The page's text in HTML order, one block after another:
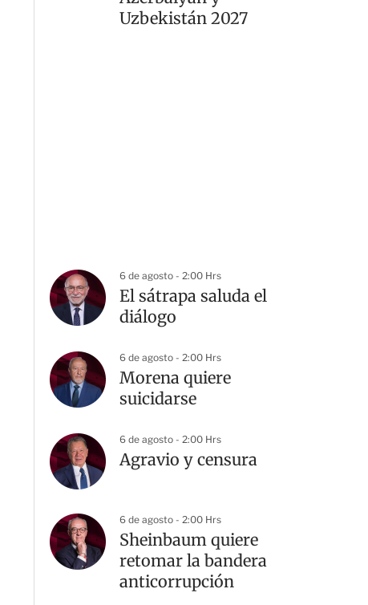
Uzbekistán 2027
6 de agosto - 2:00 Hrs
El sátrapa saluda el
diálogo
6 de agosto - 2:00 Hrs
Morena quiere
suicidarse
6 de agosto - 2:00 Hrs
Agravio y censura
6 de agosto - 2:00 Hrs
Sheinbaum quiere
retomar la bandera
anticorrupción